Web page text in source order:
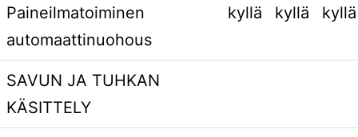
Paineilmatoiminen
automaattinuohous
kyllä kyllä kyllä
SAVUN JA TUHKAN
KÄSITTELY